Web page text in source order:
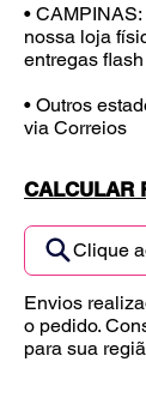
•
nossa loja
entregas
• Outros
via Correios
CALCULAR
Clique
Envios
o pedido.
para sua